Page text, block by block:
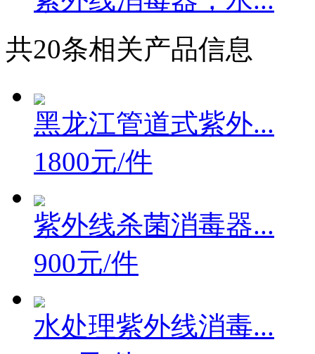
共20条相关产品信息
黑龙江管道式紫外...
1800元/件
紫外线杀菌消毒器...
900元/件
水处理紫外线消毒...